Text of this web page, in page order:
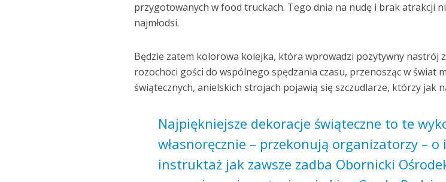
przygotowanych w food truckach. Tego dnia na nudę i brak atrakcji
najmłodsi.
Będzie zatem kolorowa kolejka, która wprowadzi pozytywny nastrój
rozochoci gości do wspólnego spędzania czasu, przenosząc w świat
świątecznych, anielskich strojach pojawią się szczudlarze, którzy jak
Najpiękniejsze dekoracje świąteczne to te
własnoręcznie – przekonują organizatorzy – o
instruktaż jak zawsze zadba Obornicki